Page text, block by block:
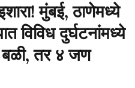
मुंबई, ठाणेमध्ये
विविध दुर्घटनांमध्ये
बळी, तर ४ जण